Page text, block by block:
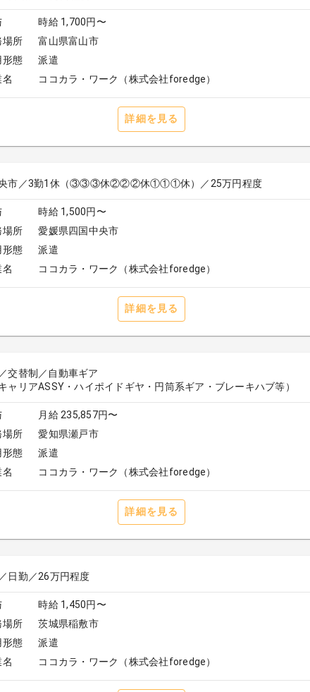
時給 1,700円〜
場所
富山県富山市
形態
派遣
ココカラ・ワーク（株式会社foredge）
詳細を見る
央市／3勤1休（③③③休②②②休①①①休）／25万円程度
時給 1,500円〜
場所
愛媛県四国中央市
形態
派遣
ココカラ・ワーク（株式会社foredge）
詳細を見る
交替制／自動車ギア
キャリアASSY・ハイポイドギヤ・円筒系ギア・ブレーキハブ等）
月給 235,857円〜
場所
愛知県瀬戸市
形態
派遣
ココカラ・ワーク（株式会社foredge）
詳細を見る
日勤／26万円程度
時給 1,450円〜
場所
茨城県稲敷市
形態
派遣
ココカラ・ワーク（株式会社foredge）